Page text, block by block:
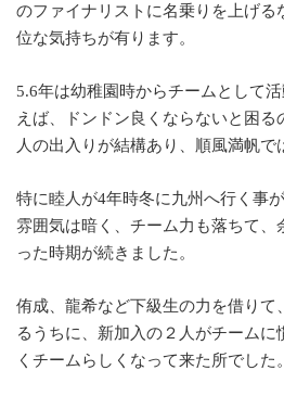
のファイナリストに名乗りを上げる
位な気持ちが有ります。
5.6年は幼稚園時からチームとして
えば、ドンドン良くならないと困
人の出入りが結構あり、順風満帆で
特に睦人が4年時冬に九州へ行く事
雰囲気は暗く、チーム力も落ちて、
った時期が続きました。
侑成、龍希など下級生の力を借りて
るうちに、新加入の２人がチーム
くチームらしくなって来た所でした。